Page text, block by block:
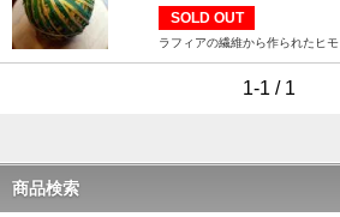
SOLD OUT
ラフィアの繊維から作られたヒモ
1-1 / 1
商品検索